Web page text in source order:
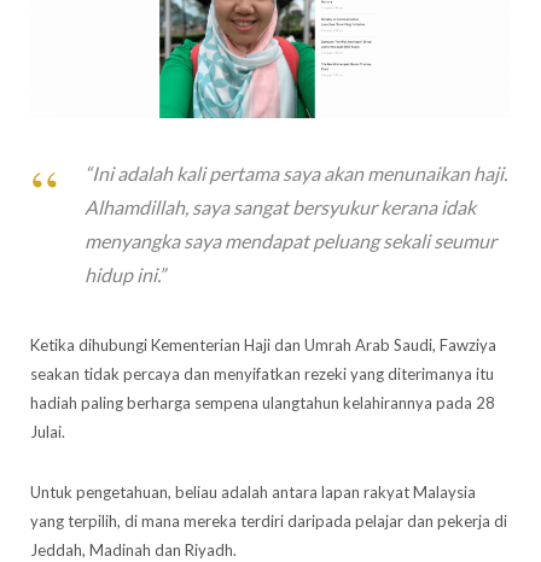
“Ini adalah kali pertama saya akan menunaikan haji.
Alhamdillah, saya sangat bersyukur kerana idak
menyangka saya mendapat peluang sekali seumur
hidup ini.”
Ketika dihubungi Kementerian Haji dan Umrah Arab Saudi, Fawziya
seakan tidak percaya dan menyifatkan rezeki yang diterimanya itu
hadiah paling berharga sempena ulangtahun kelahirannya pada 28
Julai.
Untuk pengetahuan, beliau adalah antara lapan rakyat Malaysia
yang terpilih, di mana mereka terdiri daripada pelajar dan pekerja di
Jeddah, Madinah dan Riyadh.